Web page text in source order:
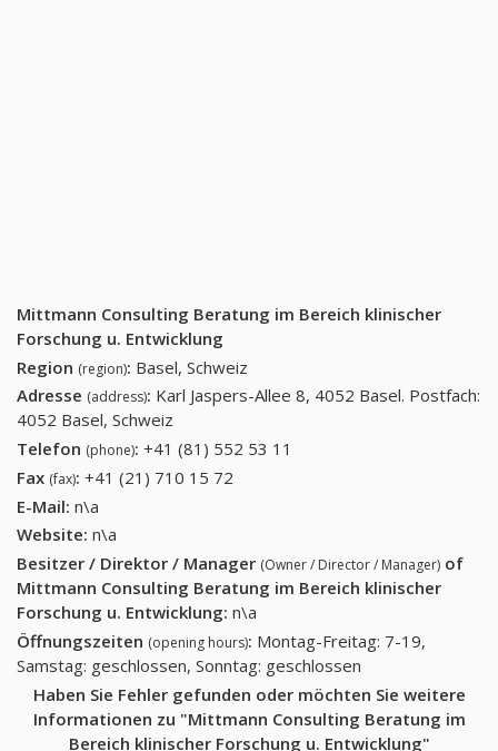
Mittmann Consulting Beratung im Bereich klinischer
Forschung u. Entwicklung
Region (region): Basel, Schweiz
Adresse (address): Karl Jaspers-Allee 8, 4052 Basel. Postfach:
4052 Basel, Schweiz
Telefon (phone): +41 (81) 552 53 11
Fax (fax): +41 (21) 710 15 72
E-Mail: n\a
Website: n\a
Besitzer / Direktor / Manager (Owner / Director / Manager) of
Mittmann Consulting Beratung im Bereich klinischer
Forschung u. Entwicklung: n\a
Öffnungszeiten (opening hours): Montag-Freitag: 7-19,
Samstag: geschlossen, Sonntag: geschlossen
Haben Sie Fehler gefunden oder möchten Sie weitere
Informationen zu "Mittmann Consulting Beratung im
Bereich klinischer Forschung u. Entwicklung"